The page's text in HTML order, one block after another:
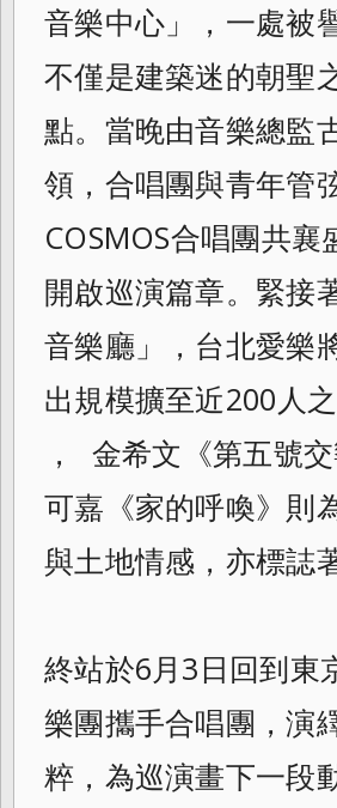
音樂中心」，一處被
不僅是建築迷的朝聖
點。當晚由音樂總監
領，合唱團與青年管
COSMOS合唱團共
開啟巡演篇章。緊接
音樂廳」，台北愛樂
出規模擴至近200人
， 金希文《第五號
可嘉《家的呼喚》則
與土地情感，亦標誌
終站於6月3日回到東
樂團攜手合唱團，演
粹，為巡演畫下一段